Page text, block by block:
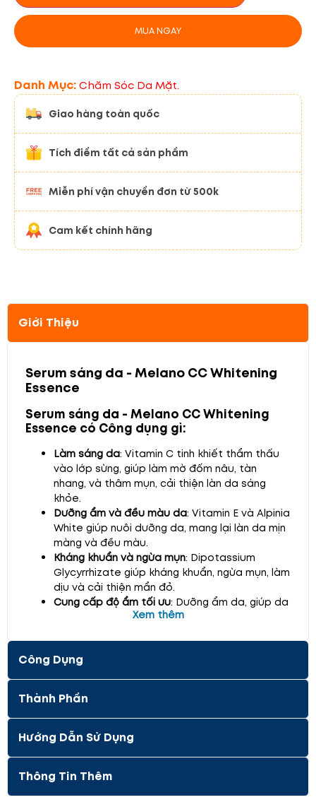
MUA NGAY
Danh Mục:Chăm Sóc Da Mặt.
Giao hàng toàn quốc
Tích điểm tất cả sản phẩm
Miễn phí vận chuyển đơn từ 500k
Cam kết chính hãng
Giới Thiệu
Serum sáng da - Melano CC Whitening
Essence
Serum sáng da - Melano CC Whitening
Essence có Công dụng gì:
Làm sáng da: Vitamin C tinh khiết thẩm thấu
vào lớp sừng, giúp làm mờ đốm nâu, tàn
nhang, và thâm mụn, cải thiện làn da sáng
khỏe.
Dưỡng ẩm và đều màu da: Vitamin E và Alpinia
White giúp nuôi dưỡng da, mang lại làn da mịn
màng và đều màu.
Kháng khuẩn và ngừa mụn: Dipotassium
Glycyrrhizate giúp kháng khuẩn, ngừa mụn, làm
dịu và cải thiện mẩn đỏ.
Cung cấp độ ẩm tối ưu: Dưỡng ẩm da, giúp da
luôn mềm mại và khỏe mạnh.
Vitamin C (Ascorbic Acid)
bảo vệ da.
Dipotassium Glycyrrhizate: Kháng khuẩn, giảm
mẩn đỏ.
Alpinia Katsumadai Seed Extract
Xem thêm
Công Dụng
Thành Phần
Hướng Dẫn Sử Dụng
Thông Tin Thêm